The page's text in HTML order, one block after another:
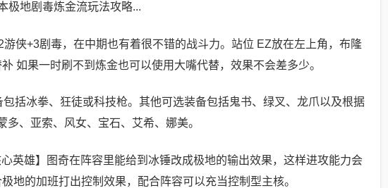
极地剧毒炼金流玩法攻略...
侠+3剧毒，在中期也有着很不错的战斗力。站位 EZ放在左上角，布隆
如果一时刷不到炼金也可以使用大嘴代替，效果不会差多少。
括冰拳、狂徒或科技枪。其他可选装备包括鬼书、绿叉、龙爪以及根据
、亚索、风女、宝石、艾希、娜美。
英雄】图奇在阵容里能给到冰锤改成极地的输出效果，这样进攻能力会
地的加班打出控制效果，配合阵容可以充当控制型主核。